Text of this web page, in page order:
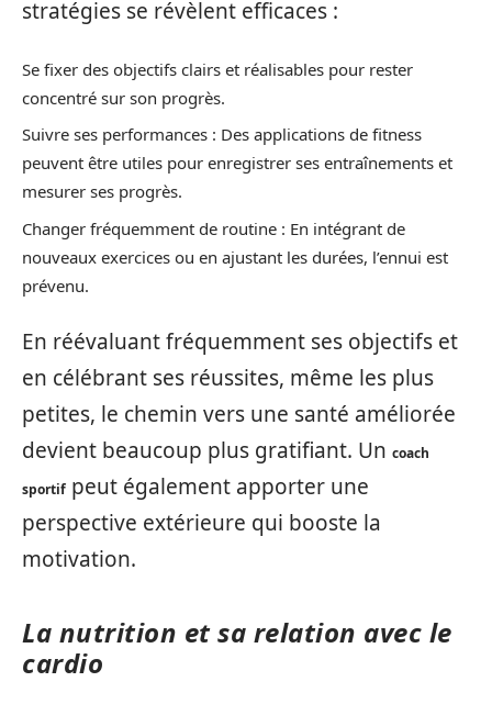
stratégies se révèlent efficaces :
Se fixer des objectifs clairs et réalisables pour rester
concentré sur son progrès.
Suivre ses performances : Des applications de fitness
peuvent être utiles pour enregistrer ses entraînements et
mesurer ses progrès.
Changer fréquemment de routine : En intégrant de
nouveaux exercices ou en ajustant les durées, l’ennui est
prévenu.
En réévaluant fréquemment ses objectifs et
en célébrant ses réussites, même les plus
petites, le chemin vers une santé améliorée
devient beaucoup plus gratifiant. Un coach
sportif peut également apporter une
perspective extérieure qui booste la
motivation.
La nutrition et sa relation avec le
cardio